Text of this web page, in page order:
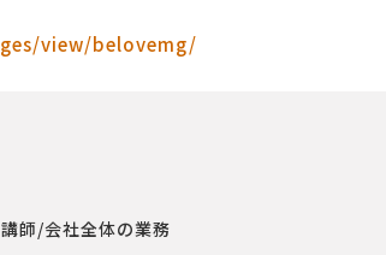
view/belovemg/
師/会社全体の業務